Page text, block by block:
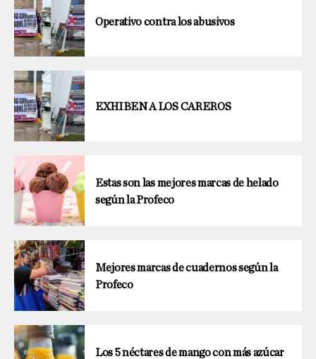
Operativo contra los abusivos
EXHIBEN A LOS CAREROS
Estas son las mejores marcas de helado
según la Profeco
Mejores marcas de cuadernos según la
Profeco
Los 5 néctares de mango con más azúcar